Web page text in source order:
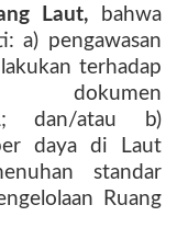
Laut,
bahwa
a) pengawasan
terhadap
dokumen
dan/atau b)
daya di Laut
standar
Ruang